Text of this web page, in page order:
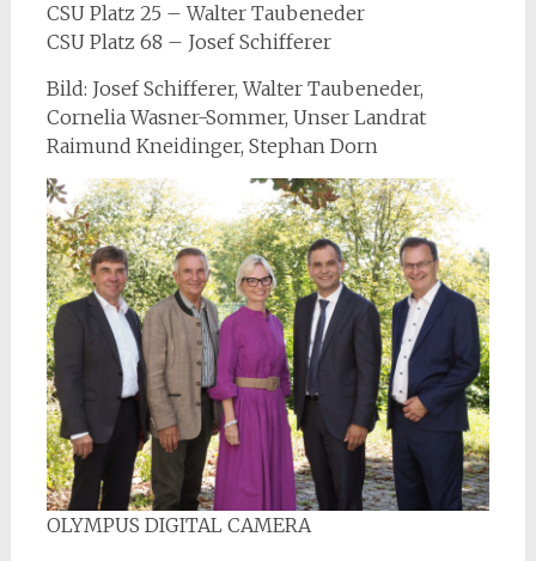
CSU Platz 25 – Walter Taubeneder
CSU Platz 68 – Josef Schifferer
Bild: Josef Schifferer, Walter Taubeneder,
Cornelia Wasner-Sommer, Unser Landrat
Raimund Kneidinger, Stephan Dorn
OLYMPUS DIGITAL CAMERA